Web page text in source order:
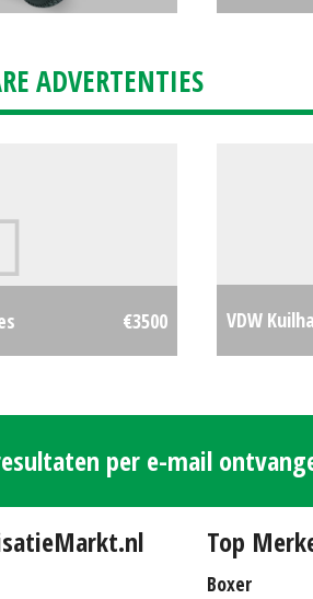
ADVERTENTIES
€3500
VDW
per e-mail
Top
Boxer